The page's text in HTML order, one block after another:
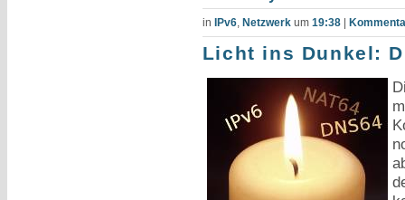
in IPv6, Netzwerkum 19:38|
Licht ins Dunkel: